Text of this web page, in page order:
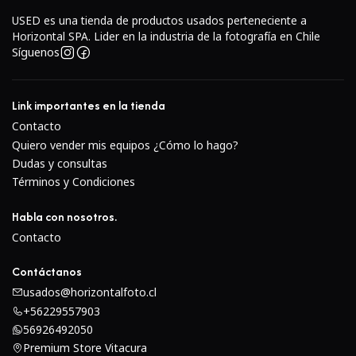
USED es una tienda de productos usados perteneciente a
Horizontal SPA. Lider en la industria de la fotografía en Chile
Síguenos
Link importantes en la tienda
Contacto
Quiero vender mis equipos ¿Cómo lo hago?
Dudas y consultas
Términos y Condiciones
Habla con nosotros.
Contacto
Contáctanos
usados@horizontalfoto.cl
+56229557903
56926492050
Premium Store Vitacura